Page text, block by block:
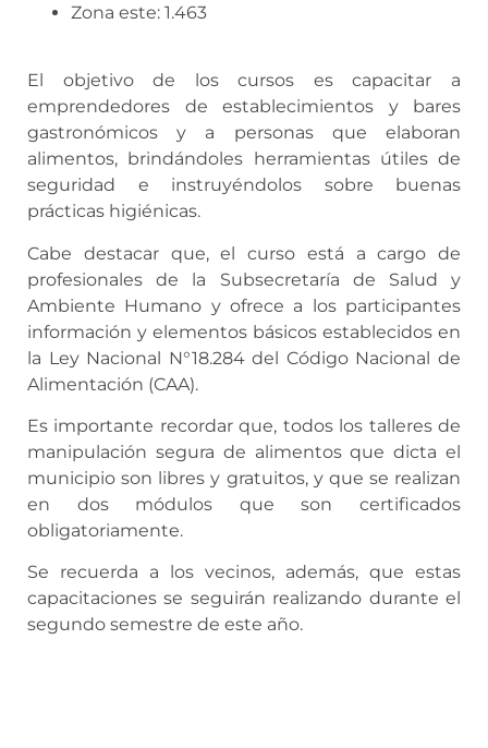
Zona este: 1.463
El objetivo de los cursos es capacitar a
emprendedores de establecimientos y bares
gastronómicos y a personas que elaboran
alimentos, brindándoles herramientas útiles de
seguridad e instruyéndolos sobre buenas
prácticas higiénicas.
Cabe destacar que, el curso está a cargo de
profesionales de la Subsecretaría de Salud y
Ambiente Humano y ofrece a los participantes
información y elementos básicos establecidos en
la Ley Nacional N°18.284 del Código Nacional de
Alimentación (CAA).
Es importante recordar que, todos los talleres de
manipulación segura de alimentos que dicta el
municipio son libres y gratuitos, y que se realizan
en dos módulos que son certificados
obligatoriamente.
Se recuerda a los vecinos, además, que estas
capacitaciones se seguirán realizando durante el
segundo semestre de este año.